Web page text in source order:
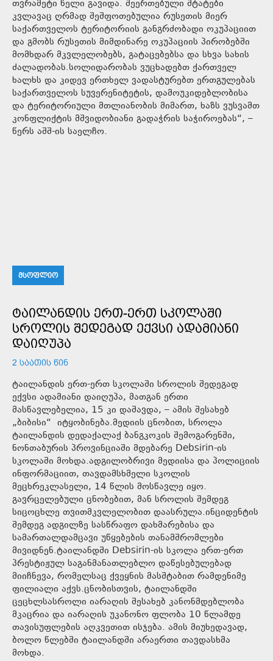
თვრამეტი წელი გავიდა. შეერთებული შტატები
კვლავაც ღრმად შეშფოთებულია რუსეთის მიერ
საქართველოს ტერიტორიის განგრძობადი ოკუპაციით
და გმობს რუსეთის მიმდინარე ოკუპაციის პირობებში
მომხდარ მკვლელობებს, გატაცებებსა და სხვა სახის
ძალადობას.სოლიდარობას ვუცხადებთ ქართველ
ხალხს და კიდევ ერთხელ ვადასტურებთ ერთგულებას
საქართველოს სუვერენიტეტის, დამოუკიდებლობისა
და ტერიტორიული მთლიანობის მიმართ, ხაზს ვუსვამთ
კონფლიქტის მშვიდობიანი გადაჭრის საჭიროებას“, –
წერს აშშ-ის საელჩო.
ᲛᲡᲝᲤᲚᲘᲝ
ᲢᲐᲘᲚᲐᲜᲓᲘᲡ ᲔᲠᲗ-ᲔᲠᲗ ᲡᲙᲝᲚᲐᲨᲘ
ᲡᲠᲝᲚᲘᲡ ᲨᲔᲓᲔᲒᲐᲓ ᲔᲥᲕᲡᲘ ᲐᲓᲐᲛᲘᲐᲜᲘ
ᲓᲐᲘᲦᲣᲞᲐ
2 ᲡᲐᲐᲗᲘᲡ ᲬᲘᲜ
ტაილანდის ერთ-ერთ სკოლაში სროლის შედეგად
ექვსი ადამიანი დაიღუპა, მათგან ერთი
მასწავლებელია, 15 კი დაშავდა, – ამის შესახებ
„ბიბისი“ იტყობინება.მედიის ცნობით, სროლა
ტაილანდის დედაქალაქ ბანგკოკის შემოგარენში,
ნონთაბურის პროვინციაში მდებარე Debsirin-ის
სკოლაში მოხდა.ადგილობრივი მედიისა და პოლიციის
ინფორმაციით, თავდამსხმელი სკოლის
მეცხრეკლასელი, 14 წლის მოსწავლე იყო.
გავრცელებული ცნობებით, მან სროლის შემდეგ
სიცოცხლე თვითმკვლელობით დაასრულა.ინციდენტის
შემდეგ ადგილზე სასწრაფო დახმარებისა და
სამართალდამცავი უწყებების თანამშრომლები
მივიდნენ.ტაილანდში Debsirin-ის სკოლა ერთ-ერთ
პრესტიჟულ საგანმანათლებლო დაწესებულებად
მიიჩნევა, რომელსაც ქვეყნის მასშტაბით რამდენიმე
ფილიალი აქვს.ცნობისთვის, ტაილანდში
ცეცხლსასროლი იარაღის შესახებ კანონმდებლობა
მკაცრია და იარაღის უკანონო ფლობა 10 წლამდე
თავისუფლების აღკვეთით ისჯება. ამის მიუხედავად,
ბოლო წლებში ტაილანდში არაერთი თავდასხმა
მოხდა.